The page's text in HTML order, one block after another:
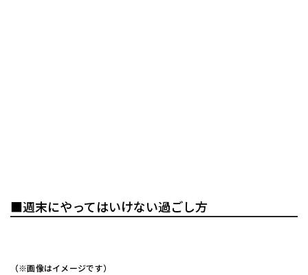
■週末にやってはいけない過ごし方
（※画像はイメージです）